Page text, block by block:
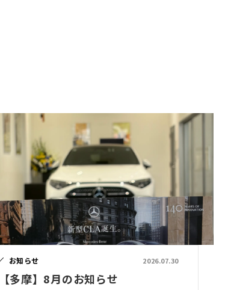
お知らせ 2026.07.30
【多摩】8月のお知らせ